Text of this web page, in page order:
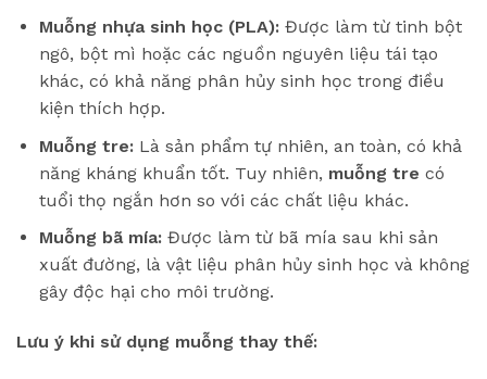
Muỗng nhựa sinh học (PLA):Được làm từ tinh bột
ngô, bột mì hoặc các nguồn nguyên liệu tái tạo
khác, có khả năng phân hủy sinh học trong điều
kiện thích hợp.
Muỗng tre:Là sản phẩm tự nhiên, an toàn, có khả
năng kháng khuẩn tốt. Tuy nhiên, muỗng tre có
tuổi thọ ngắn hơn so với các chất liệu khác.
Muỗng bã mía:Được làm từ bã mía sau khi sản
xuất đường, là vật liệu phân hủy sinh học và không
gây độc hại cho môi trường.
Lưu ý khi sử dụng muỗng thay thế: